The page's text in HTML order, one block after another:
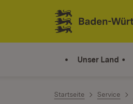
Zum Inhalt springen
Link zur Startseite
Unser Land
Startseite Service